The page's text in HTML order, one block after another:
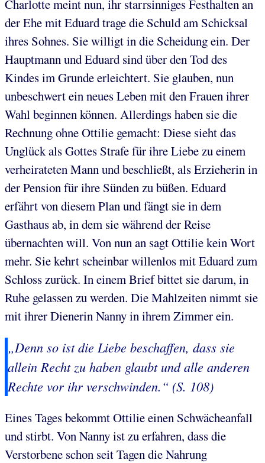
Charlotte meint nun, ihr starrsinniges Festhalten an
der Ehe mit Eduard trage die Schuld am Schicksal
ihres Sohnes. Sie willigt in die Scheidung ein. Der
Hauptmann und Eduard sind über den Tod des
Kindes im Grunde erleichtert. Sie glauben, nun
unbeschwert ein neues Leben mit den Frauen ihrer
Wahl beginnen können. Allerdings haben sie die
Rechnung ohne Ottilie gemacht: Diese sieht das
Unglück als Gottes Strafe für ihre Liebe zu einem
verheirateten Mann und beschließt, als Erzieherin in
der Pension für ihre Sünden zu büßen. Eduard
erfährt von diesem Plan und fängt sie in dem
Gasthaus ab, in dem sie während der Reise
übernachten will. Von nun an sagt Ottilie kein Wort
mehr. Sie kehrt scheinbar willenlos mit Eduard zum
Schloss zurück. In einem Brief bittet sie darum, in
Ruhe gelassen zu werden. Die Mahlzeiten nimmt sie
mit ihrer Dienerin Nanny in ihrem Zimmer ein.
„Denn so ist die Liebe beschaffen, dass sie
allein Recht zu haben glaubt und alle anderen
Rechte vor ihr verschwinden.“ (S. 108)
Eines Tages bekommt Ottilie einen Schwächeanfall
und stirbt. Von Nanny ist zu erfahren, dass die
Verstorbene schon seit Tagen die Nahrung